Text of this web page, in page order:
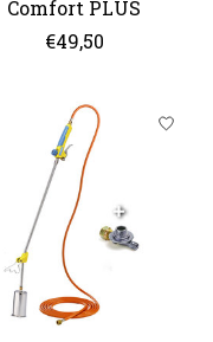
Comfort PLUS
€49,50